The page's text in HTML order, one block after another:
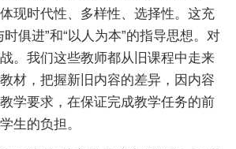
现时代性、多样性、选择性。这充
俱进”和“以人为本”的指导思想。对
。我们这些教师都从旧课程中走来
材，把握新旧内容的差异，因内容
学要求，在保证完成教学任务的前
生的负担。